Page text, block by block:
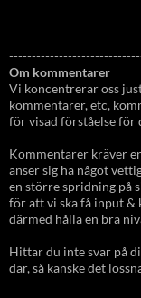
Om kommentarer
Vi koncentrerar oss
kommentarer, etc,
för visad förståelse för
Kommentarer kräver
anser sig ha något
en större spridning på
för att vi ska få input &
därmed hålla en bra
Hittar du inte svar på
där, så kanske det